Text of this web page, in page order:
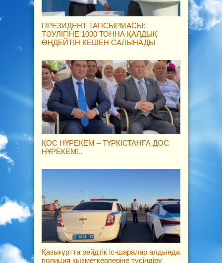
ПРЕЗИДЕНТ ТАПСЫРМАСЫ:
ТӘУЛІГІНЕ 1000 ТОННА ҚАЛДЫҚ
ӨҢДЕЙТІН КЕШЕН САЛЫНАДЫ
ҚОС НҰРЕКЕМ – ТҮРКІСТАНҒА ДОС
НҰРЕКЕМ!..
Қазығұртта рейдтік іс-шаралар алдында
полиция қызметкерлеріне түсіндіру